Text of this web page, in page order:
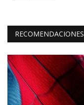
RECOMENDACIONES